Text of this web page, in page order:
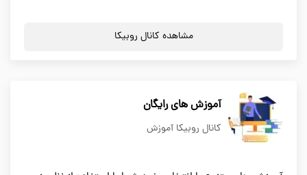
مشاهده کانال روبیکا
آموزش های رایگان
کانال روبیکا آموزش